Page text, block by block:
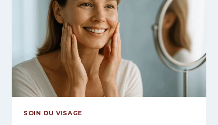
AVANT
MARIAGE
OU
ANNIVERSAIRE
POUR
UNE
PEAU
ÉCLATANTE
ET
SOIN DU VISAGE